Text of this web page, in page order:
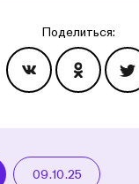
Поделиться:
09.10.25